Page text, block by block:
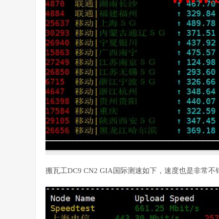
搬瓦工DC9 CN2 GIA国际测速如下，速度也是非常不